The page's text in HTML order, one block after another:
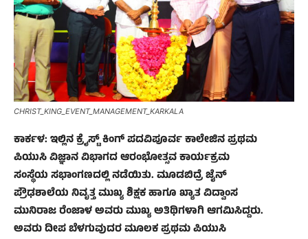
CHRIST_KING_EVENT_MANAGEMENT_KARKALA
ಕಾರ್ಕಳ: ಇಲ್ಲಿನ ಕ್ರೈಸ್ಟ್ ಕಿಂಗ್ ಪದವಿಪೂರ್ವ ಕಾಲೇಜಿನ ಪ್ರಥಮ
ಪಿಯುಸಿ ವಿಜ್ಞಾನ ವಿಭಾಗದ ಆರಂಭೋತ್ಸವ ಕಾರ್ಯಕ್ರಮ
ಸಂಸ್ಥೆಯ ಸಭಾಂಗಣದಲ್ಲಿ ನಡೆಯಿತು. ಮೂಡಬಿದ್ರೆ ಜೈನ್
ಪ್ರೌಢಶಾಲೆಯ ನಿವೃತ್ತ ಮುಖ್ಯ ಶಿಕ್ಷಕ ಹಾಗೂ ಖ್ಯಾತ ವಿದ್ವಾಂಸ
ಮುನಿರಾಜ ರೆಂಜಾಳ ಅವರು ಮುಖ್ಯ ಅತಿಥಿಗಳಾಗಿ ಆಗಮಿಸಿದ್ದರು.
ಅವರು ದೀಪ ಬೆಳಗುವುದರ ಮೂಲಕ ಪ್ರಥಮ ಪಿಯುಸಿ